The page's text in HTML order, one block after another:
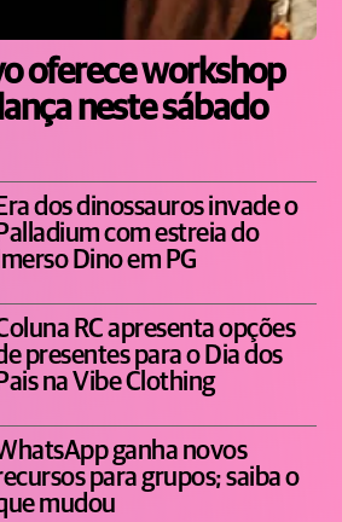
oferece workshop
neste sábado
Era dos dinossauros invade o
Palladium com estreia do
Imerso Dino em PG
RC apresenta opções
presentes para o Dia dos
Pais na Vibe Clothing
ganha novos
para grupos; saiba o
mudou